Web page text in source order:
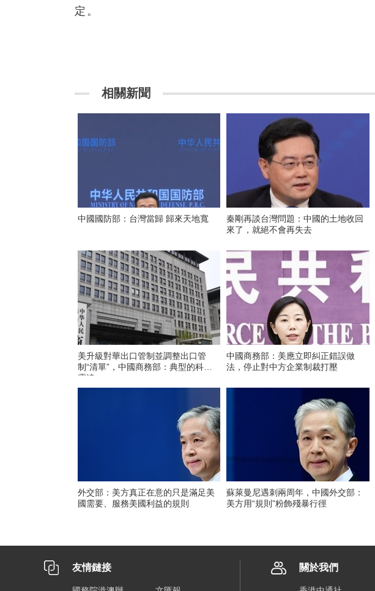
定。
相關新聞
中國國防部：台灣當歸 歸來天地寬
秦剛再談台灣問題：中國的土地收回
來了，就絕不會再失去
美升級對華出口管制並調整出口管
制“清單”，中國商務部：典型的科技
霸淩
中國商務部：美應立即糾正錯誤做
法，停止對中方企業制裁打壓
外交部：美方真正在意的只是滿足美
國需要、服務美國利益的規則
蘇萊曼尼遇刺兩周年，中國外交部：
美方用“規則”粉飾殘暴行徑
友情鏈接 關於我們